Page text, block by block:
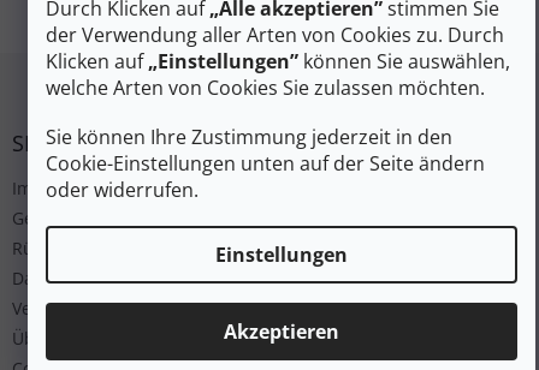
Durch Klicken auf„Alle akzeptieren”stimmen Sie
der Verwendung aller Arten von Cookies zu. Durch
Klicken auf„Einstellungen” können Sie auswählen,
welche Arten von Cookies Sie zulassen möchten.
Sie können Ihre Zustimmung jederzeit in den
Cookie-Einstellungen unten auf der Seite ändern
oder widerrufen.
Einstellungen
Akzeptieren
Fußzeile
SERVICE
Impressum
Geschäftsbedingungen
Rücksendung
Datenschutz
Versand und Bezahlung
Über uns